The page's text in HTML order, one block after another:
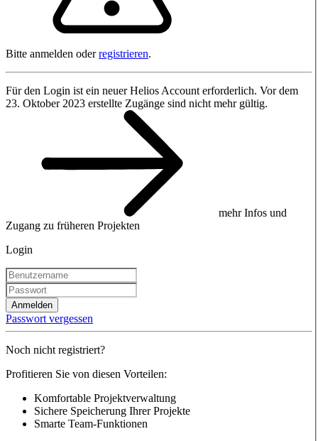
Bitte anmelden oderregistrieren.
Für den Login ist ein neuer Helios Account erforderlich. Vor dem
23. Oktober 2023 erstellte Zugänge sind nicht mehr gültig.
mehr Infos und
Zugang zu früheren Projekten
Login
Anmelden
Passwort vergessen
Noch nicht registriert?
Profitieren Sie von diesen Vorteilen:
Komfortable Projektverwaltung
Sichere Speicherung Ihrer Projekte
Smarte Team-Funktionen